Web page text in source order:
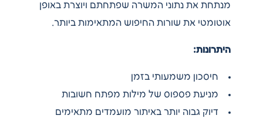
מנתחת את נתוני המשרה שפתחתם ויוצרת באופן
אוטומטי את שורות החיפוש המתאימות ביותר.
היתרונות:
חיסכון משמעותי בזמן
מניעת פספוס של מילות מפתח חשובות
דיוק גבוה יותר באיתור מועמדים מתאימים